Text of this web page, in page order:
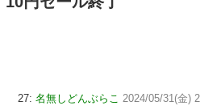
27: 名無しどんぶらこ 2024/05/31(金)